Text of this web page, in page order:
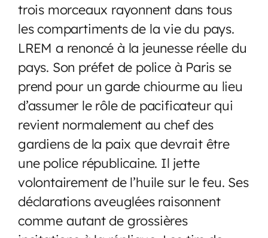
trois morceaux rayonnent dans tous
les compartiments de la vie du pays.
LREM a renoncé à la jeunesse réelle du
pays. Son préfet de police à Paris se
prend pour un garde chiourme au lieu
d’assumer le rôle de pacificateur qui
revient normalement au chef des
gardiens de la paix que devrait être
une police républicaine. Il jette
volontairement de l’huile sur le feu. Ses
déclarations aveuglées raisonnent
comme autant de grossières